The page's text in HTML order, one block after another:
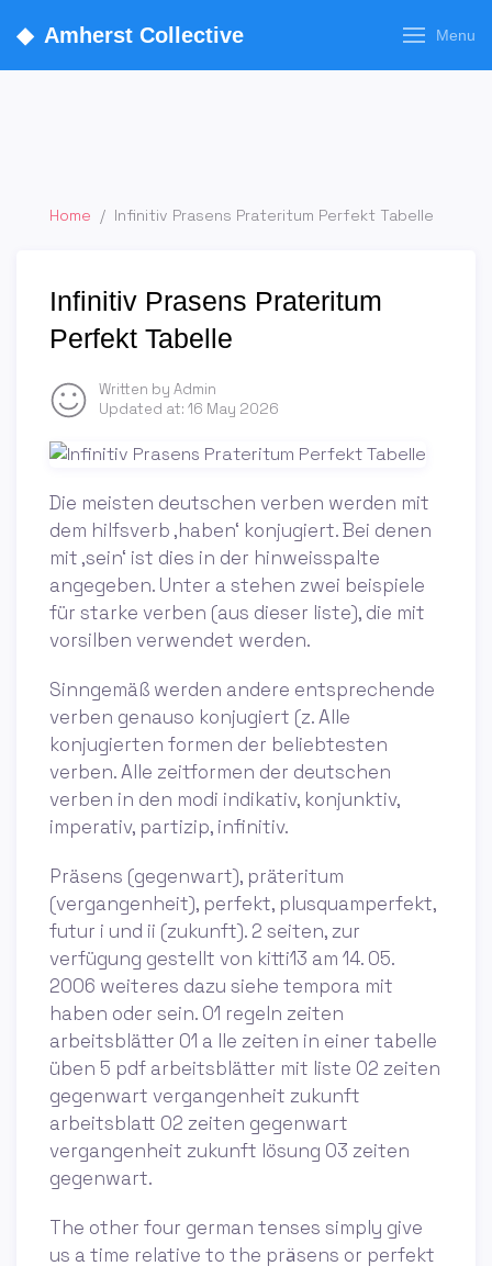
◆ Amherst Collective Menu
Home / Infinitiv Prasens Prateritum Perfekt Tabelle
Infinitiv Prasens Prateritum
Perfekt Tabelle
Written by Admin
Updated at: 16 May 2026
Die meisten deutschen verben werden mit
dem hilfsverb ‚haben‘ konjugiert. Bei denen
mit ‚sein‘ ist dies in der hinweisspalte
angegeben. Unter a stehen zwei beispiele
für starke verben (aus dieser liste), die mit
vorsilben verwendet werden.
Sinngemäß werden andere entsprechende
verben genauso konjugiert (z. Alle
konjugierten formen der beliebtesten
verben. Alle zeitformen der deutschen
verben in den modi indikativ, konjunktiv,
imperativ, partizip, infinitiv.
Präsens (gegenwart), präteritum
(vergangenheit), perfekt, plusquamperfekt,
futur i und ii (zukunft). 2 seiten, zur
verfügung gestellt von kitti13 am 14. 05.
2006 weiteres dazu siehe tempora mit
haben oder sein. 01 regeln zeiten
arbeitsblätter 01 a lle zeiten in einer tabelle
üben 5 pdf arbeitsblätter mit liste 02 zeiten
gegenwart vergangenheit zukunft
arbeitsblatt 02 zeiten gegenwart
vergangenheit zukunft lösung 03 zeiten
gegenwart.
The other four german tenses simply give
us a time relative to the prӓsens or perfekt